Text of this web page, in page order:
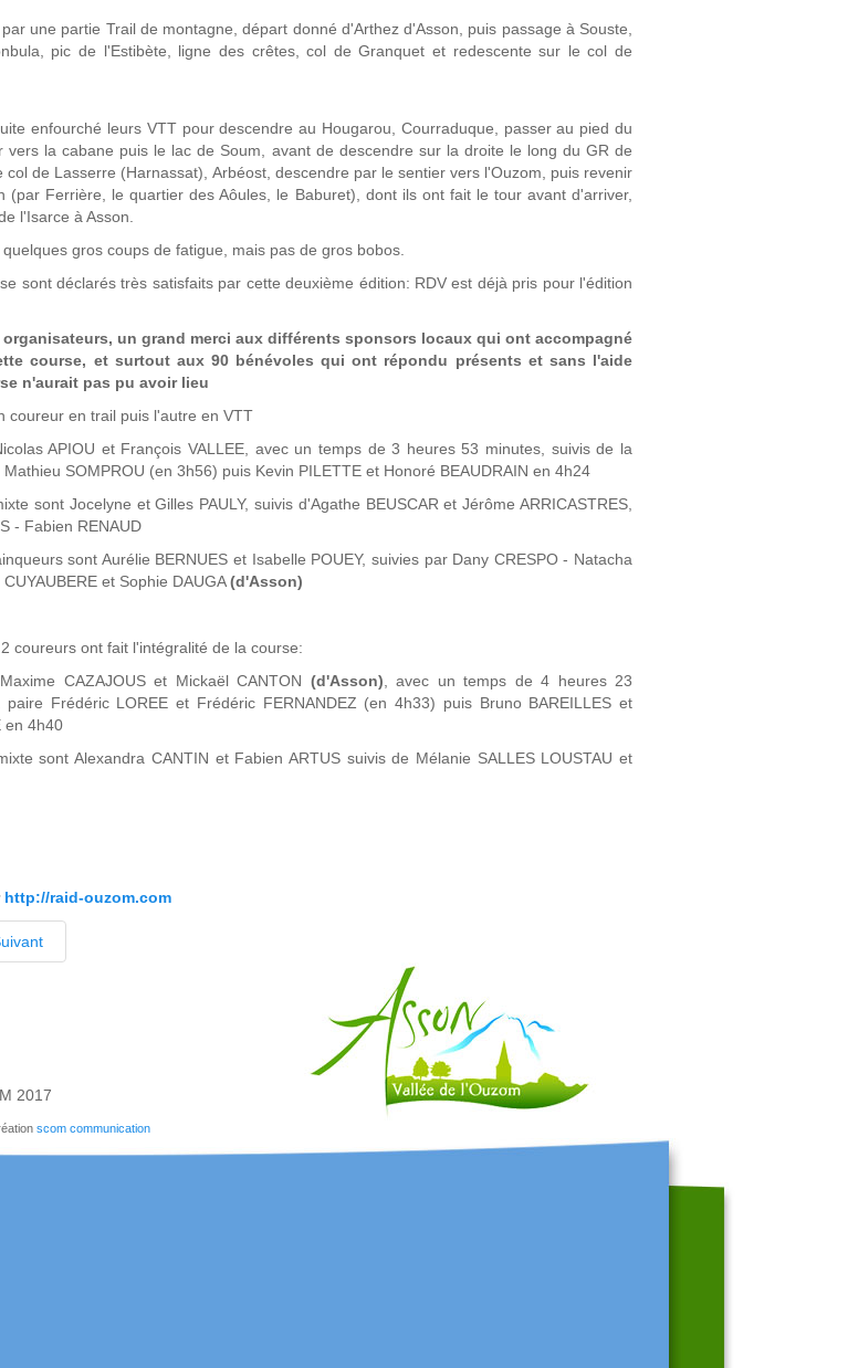
une partie Trail de montagne, départ donné d'Arthez d'Asson, puis passage à Souste,
pic de l'Estibète, ligne des crêtes, col de Granquet et redescente sur le col de
enfourché leurs VTT pour descendre au Hougarou, Courraduque, passer au pied du
vers la cabane puis le lac de Soum, avant de descendre sur la droite le long du GR de
col de Lasserre (Harnassat), Arbéost, descendre par le sentier vers l'Ouzom, puis revenir
(par Ferrière, le quartier des Aôules, le Baburet), dont ils ont fait le tour avant d'arriver,
l'Isarce à Asson.
gros coups de fatigue, mais pas de gros bobos.
sont déclarés très satisfaits par cette deuxième édition: RDV est déjà pris pour l'édition
un grand merci aux différents sponsors locaux qui ont accompagné
course, et surtout aux 90 bénévoles qui ont répondu présents et sans l'aide
n'aurait pas pu avoir lieu
coureur en trail puis l'autre en VTT
APIOU et François VALLEE, avec un temps de 3 heures 53 minutes, suivis de la
SOMPROU (en 3h56) puis Kevin PILETTE et Honoré BEAUDRAIN en 4h24
sont Jocelyne et Gilles PAULY, suivis d'Agathe BEUSCAR et Jérôme ARRICASTRES,
- Fabien RENAUD
sont Aurélie BERNUES et Isabelle POUEY, suivies par Dany CRESPO - Natacha
et Sophie DAUGA(d'Asson)
coureurs ont fait l'intégralité de la course:
CAZAJOUS et Mickaël CANTON (d'Asson), avec un temps de 4 heures 23
Frédéric LOREE et Frédéric FERNANDEZ (en 4h33) puis Bruno BAREILLES et
en 4h40
sont Alexandra CANTIN et Fabien ARTUS suivis de Mélanie SALLES LOUSTAU et
http://raid-ouzom.com
2017
scom communication